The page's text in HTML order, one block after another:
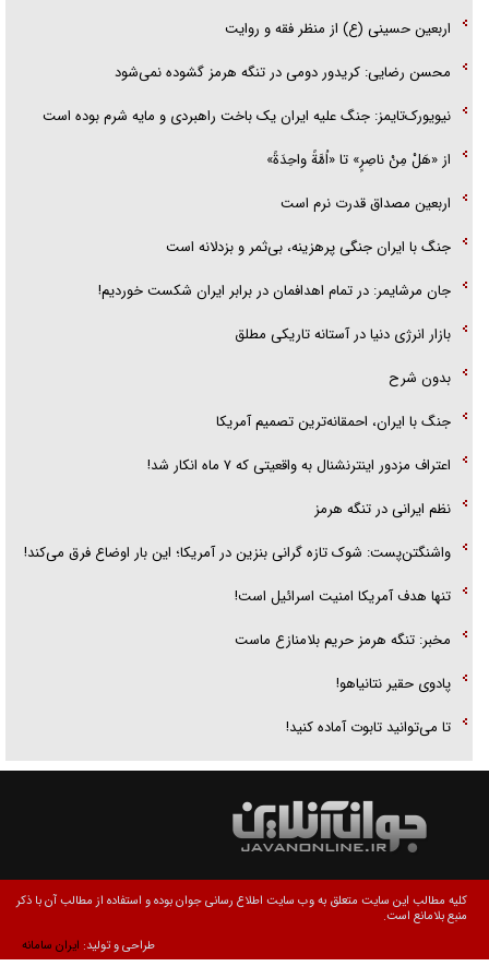
اربعین حسینی (ع) از منظر فقه و روایت
محسن رضایی: کریدور دومی در تنگه هرمز گشوده نمی‌شود
نیویورک‌تایمز: جنگ علیه ایران یک باخت راهبردی و مایه شرم بوده است
از «هَلْ مِنْ ناصِرٍ» تا «اُمَّةً واحِدَةً»
اربعین مصداق قدرت نرم است
جنگ با ایران جنگی پرهزینه، بی‌ثمر و بزدلانه است
جان مرشایمر: در تمام اهدافمان در برابر ایران شکست خوردیم!
بازار انرژی دنیا در آستانه تاریکی مطلق
بدون شرح
جنگ با ایران، احمقانه‌ترین تصمیم آمریکا
اعتراف مزدور اینترنشنال به واقعیتی که ۷ ماه انکار شد!
نظم ایرانی در تنگه هرمز
واشنگتن‌پست: شوک تازه گرانی بنزین در آمریکا؛ این بار اوضاع فرق می‌کند!
تنها هدف آمریکا امنیت اسرائیل است!
مخبر: تنگه هرمز حریم بلامنازع ماست
پادوی حقیر نتانیاهو!
تا می‌توانید تابوت آماده کنید!
کلیه مطالب این سایت متعلق به وب سایت اطلاع رسانی جوان بوده و استفاده از مطالب آن با ذکر
منبع بلامانع است.
طراحی و تولید: ایران سامانه